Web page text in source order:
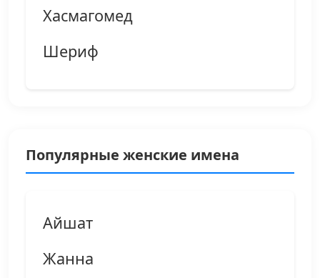
Хасмагомед
Шериф
Популярные женские имена
Айшат
Жанна